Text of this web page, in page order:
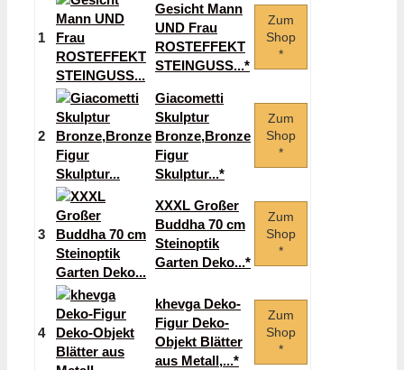
1
Gesicht Mann
UND Frau
ROSTEFFEKT
STEINGUSS...*
Zum
Shop
*
2
Giacometti
Skulptur
Bronze,Bronze
Figur
Skulptur...*
Zum
Shop
*
3
XXXL Großer
Buddha 70 cm
Steinoptik
Garten Deko...*
Zum
Shop
*
4
khevga Deko-
Figur Deko-
Objekt Blätter
aus Metall,...*
Zum
Shop
*